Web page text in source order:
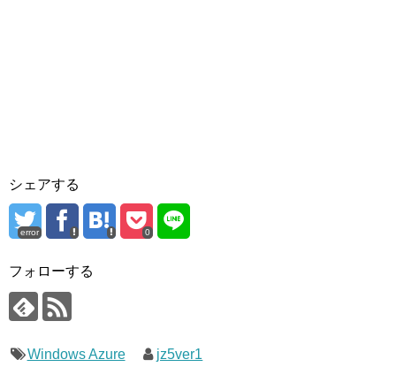
シェアする
error 0
フォローする
Windows Azure jz5ver1